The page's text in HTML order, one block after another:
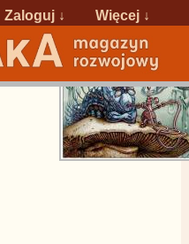
Zaloguj ↓
Więcej ↓